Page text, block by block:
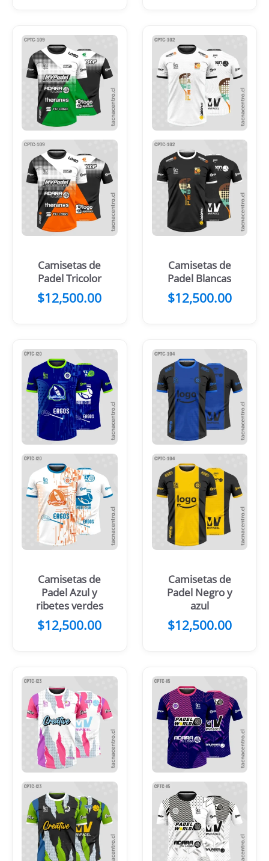
Camisetas de
Padel Tricolor
$12,500.00
Camisetas de
Padel Blancas
$12,500.00
Camisetas de
Padel Azul y
ribetes verdes
$12,500.00
Camisetas de
Padel Negro y
azul
$12,500.00